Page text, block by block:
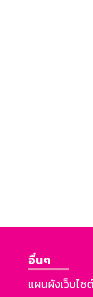
อื่นๆ
แผนผังเว็บไซ